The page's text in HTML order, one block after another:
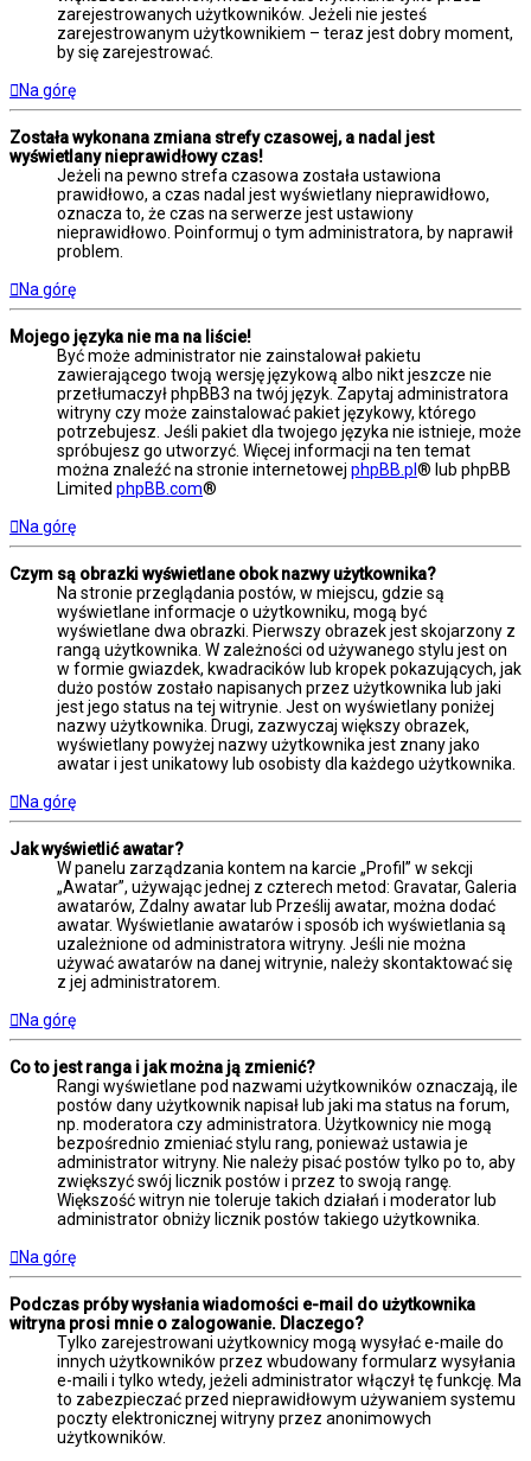
zarejestrowanych użytkowników. Jeżeli nie jesteś
zarejestrowanym użytkownikiem – teraz jest dobry moment,
by się zarejestrować.
Na górę
Została wykonana zmiana strefy czasowej, a nadal jest
wyświetlany nieprawidłowy czas!
Jeżeli na pewno strefa czasowa została ustawiona
prawidłowo, a czas nadal jest wyświetlany nieprawidłowo,
oznacza to, że czas na serwerze jest ustawiony
nieprawidłowo. Poinformuj o tym administratora, by naprawił
problem.
Na górę
Mojego języka nie ma na liście!
Być może administrator nie zainstalował pakietu
zawierającego twoją wersję językową albo nikt jeszcze nie
przetłumaczył phpBB3 na twój język. Zapytaj administratora
witryny czy może zainstalować pakiet językowy, którego
potrzebujesz. Jeśli pakiet dla twojego języka nie istnieje, może
spróbujesz go utworzyć. Więcej informacji na ten temat
można znaleźć na stronie internetowej phpBB.pl® lub phpBB
Limited phpBB.com®
Na górę
Czym są obrazki wyświetlane obok nazwy użytkownika?
Na stronie przeglądania postów, w miejscu, gdzie są
wyświetlane informacje o użytkowniku, mogą być
wyświetlane dwa obrazki. Pierwszy obrazek jest skojarzony z
rangą użytkownika. W zależności od używanego stylu jest on
w formie gwiazdek, kwadracików lub kropek pokazujących, jak
dużo postów zostało napisanych przez użytkownika lub jaki
jest jego status na tej witrynie. Jest on wyświetlany poniżej
nazwy użytkownika. Drugi, zazwyczaj większy obrazek,
wyświetlany powyżej nazwy użytkownika jest znany jako
awatar i jest unikatowy lub osobisty dla każdego użytkownika.
Na górę
Jak wyświetlić awatar?
W panelu zarządzania kontem na karcie „Profil” w sekcji
„Awatar”, używając jednej z czterech metod: Gravatar, Galeria
awatarów, Zdalny awatar lub Prześlij awatar, można dodać
awatar. Wyświetlanie awatarów i sposób ich wyświetlania są
uzależnione od administratora witryny. Jeśli nie można
używać awatarów na danej witrynie, należy skontaktować się
z jej administratorem.
Na górę
Co to jest ranga i jak można ją zmienić?
Rangi wyświetlane pod nazwami użytkowników oznaczają, ile
postów dany użytkownik napisał lub jaki ma status na forum,
np. moderatora czy administratora. Użytkownicy nie mogą
bezpośrednio zmieniać stylu rang, ponieważ ustawia je
administrator witryny. Nie należy pisać postów tylko po to, aby
zwiększyć swój licznik postów i przez to swoją rangę.
Większość witryn nie toleruje takich działań i moderator lub
administrator obniży licznik postów takiego użytkownika.
Na górę
Podczas próby wysłania wiadomości e-mail do użytkownika
witryna prosi mnie o zalogowanie. Dlaczego?
Tylko zarejestrowani użytkownicy mogą wysyłać e-maile do
innych użytkowników przez wbudowany formularz wysyłania
e-maili i tylko wtedy, jeżeli administrator włączył tę funkcję. Ma
to zabezpieczać przed nieprawidłowym używaniem systemu
poczty elektronicznej witryny przez anonimowych
użytkowników.